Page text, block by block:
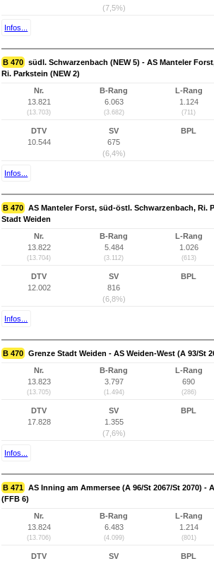
(7,5%)
Infos...
B 470 südl. Schwarzenbach (NEW 5) - AS Manteler
Ri. Parkstein (NEW 2)
Nr.
13.821
(13.703)
B-Rang
6.063
(3.682)
L-Rang
1.124
(711)
DTV
10.544
SV
675
(6,4%)
BPL
Infos...
B 470 AS Manteler Forst, süd-östl. Schwarzenbach, Ri.
Stadt Weiden
Nr.
13.822
(13.704)
B-Rang
5.484
(3.112)
L-Rang
1.026
(613)
DTV
12.002
SV
816
(6,8%)
BPL
Infos...
B 470 Grenze Stadt Weiden - AS Weiden-West (A 93/St
Nr.
13.823
(13.705)
B-Rang
3.797
(1.494)
L-Rang
690
(286)
DTV
17.828
SV
1.355
(7,6%)
BPL
Infos...
B 471 AS Inning am Ammersee (A 96/St 2067/St 2070) -
(FFB 6)
Nr.
13.824
(13.706)
B-Rang
6.483
(4.099)
L-Rang
1.214
(801)
DTV
SV
BPL